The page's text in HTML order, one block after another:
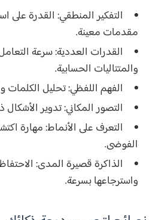
التفكير المنطقي: القدرة على
مقدمات معينة.
القدرات العددية:سرعة
والمتتاليات الحسابية.
الفهم اللفظي:تحليل الكلمات
التصور المكاني:تدوير الأشكال
التعرف على الأنماط:مهارة
الفوضى.
الذاكرة قصيرة المدى:
واسترجاعها بسرعة.